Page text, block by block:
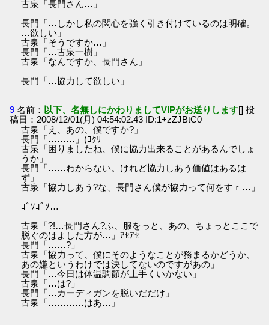
古泉「長門さん…」
長門「…しかし私の関心を強く引き付けているのは明確。
…欲しい」
古泉「そうですか…」
長門「…古泉一樹」
古泉「なんですか、長門さん」
長門「…協力して欲しい」
9 名前： 以下、名無しにかわりましてVIPがお送りします[] 投
稿日：2008/12/01(月) 04:54:02.43 ID:1+zZJBtC0
古泉「え、あの、僕ですか?」
長門「………」(ｺｸﾘ
古泉「困りましたね、僕に協力出来ることがあるんでしょ
うか」
長門「……わからない。けれど協力しあう価値はあるは
ず」
古泉「協力しあう?な、長門さん僕が協力って何をすｒ…」
ｺﾞｿｺﾞｿ…
古泉「?!…長門さん?ふ、服をっと、あの、ちょっとここで
脱ぐのはよした方が…」ｱｾｱｾ
長門「……?」
古泉「協力って、僕にそのようなことが務まるかどうか、
あの嫌というわけでは決してないのですがあの」
長門「…今日は体温調節が上手くいかない」
古泉「…は?」
長門「…カーディガンを脱いだだけ」
古泉「…………はあ…」